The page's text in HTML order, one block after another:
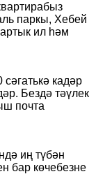
паркы, Хебей
ил һәм
кадәр
Бездә тәүлек
почта
иң түбән
бар көчебезне